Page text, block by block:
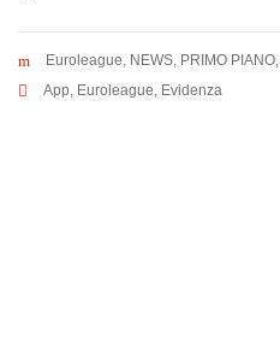
Euroleague, NEWS, PRIMO PIANO,
App, Euroleague, Evidenza